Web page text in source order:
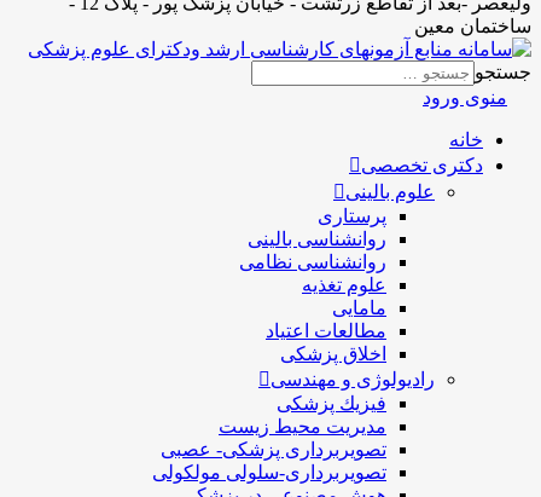
ساختمان معین
جستجو
منوی ورود
خانه
دکتری تخصصی
علوم بالینی
پرستاری
روانشناسی بالینی
روانشناسی نظامی
علوم تغذیه
مامایی
مطالعات اعتیاد
اخلاق پزشکی
رادیولوژی و مهندسی
فيزيك پزشکی
مدیریت محیط زیست
تصویربرداری پزشکی- عصبی
تصویربرداری-سلولی مولکولی